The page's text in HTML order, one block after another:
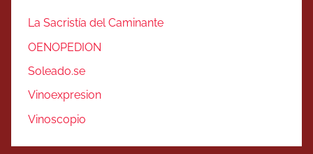
La Sacristía del Caminante
OENOPEDION
Soleado.se
Vinoexpresion
Vinoscopio